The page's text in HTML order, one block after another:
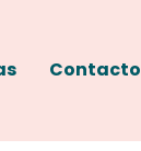
Contacto